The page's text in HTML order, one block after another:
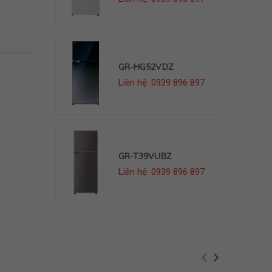
GR-HG52VDZ
Liên hệ: 0939 896 897
GR-T39VUBZ
Liên hệ: 0939 896 897